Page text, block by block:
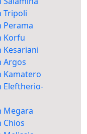
Tripoli
Perama
Korfu
Kesariani
Argos
Kamatero
Eleftherio-
Megara
Chios